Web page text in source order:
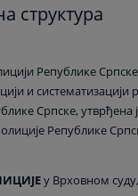
структура
Републике
и систематизацији
Српске,
Републике
у Врховном